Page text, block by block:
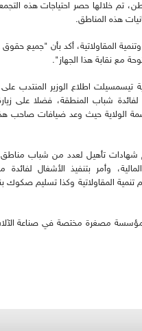
خلالها حصر احتياجات هذه التجمعات
هذه المناطق.
المقاولاتية، أكد بأن "جميع
مع نقابة هذا الجهاز".
تيسمسيلت اطلاع الوزير المنتدب
الحد لفائدة شباب المنطقة، فضلا
الولاية حيث وعد ضيافات صاحب
تأهيل لعدد من شباب
المالية، وأمر بتنفيذ الأشغال
تنمية المقاولاتية وكذا تسليم
مؤسسة مصغرة مختصة في صناعة الآلات